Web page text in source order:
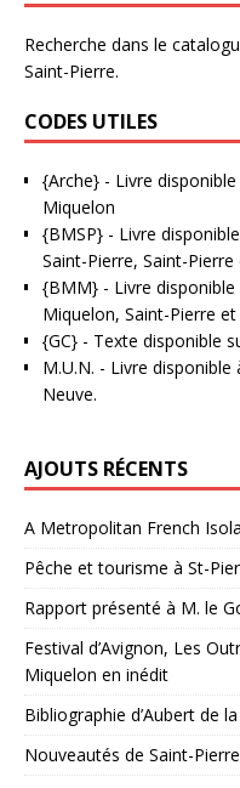
Recherche dans le
Saint-Pierre.
CODES UTILES
{Arche} - Livre
Miquelon
{BMSP} - Livre
Saint-Pierre, Saint-
{BMM} - Livre
Miquelon, Saint-Pierre
{GC} - Texte disponible
M.U.N. - Livre
Neuve.
AJOUTS RÉCENTS
A Metropolitan French
Pêche et tourisme à St-
Rapport présenté à M. le
Festival d’Avignon, Les
Miquelon en inédit
Bibliographie d’Aubert de
Nouveautés de Saint-